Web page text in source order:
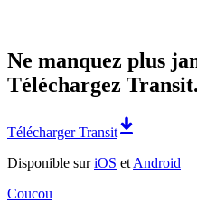
Ne manquez plus
Téléchargez Transit.
Télécharger Transit
Disponible suriOS et Android
Coucou